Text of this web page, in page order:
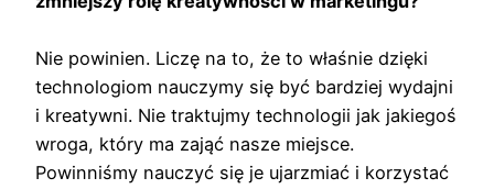
Nie powinien. Liczę na to, że to właśnie dzięki
technologiom nauczymy się być bardziej wydajni
i kreatywni. Nie traktujmy technologii jak jakiegoś
wroga, który ma zająć nasze miejsce.
Powinniśmy nauczyć się je ujarzmiać i korzystać